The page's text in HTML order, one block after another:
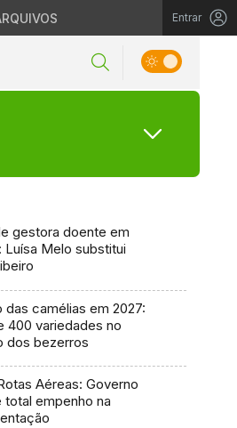
Entrar
gestora doente em
Luísa Melo substitui
das camélias em 2027:
400 variedades no
dos bezerros
Aéreas: Governo
total empenho na